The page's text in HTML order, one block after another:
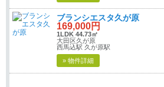
ブランシエスタ久が原
169,000円
1LDK 44.73㎡
大田区久が原
西馬込駅 久が原駅
» 物件詳細